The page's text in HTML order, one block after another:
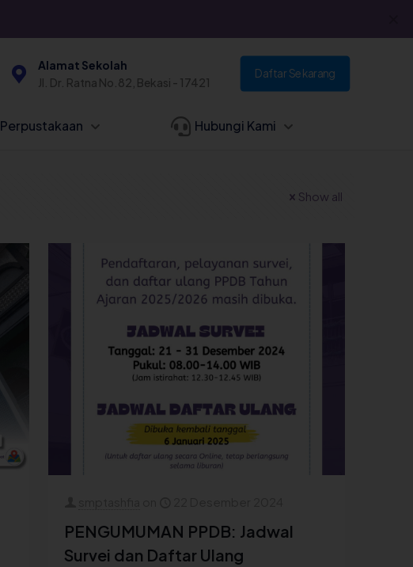
Alamat Sekolah
Jl. Dr. Ratna No.82, Bekasi - 17421
Daftar Sekarang
Perpustakaan Hubungi Kami
Show all
PENGUMUMAN PPDB: Jadwal
Survei dan Daftar Ulang